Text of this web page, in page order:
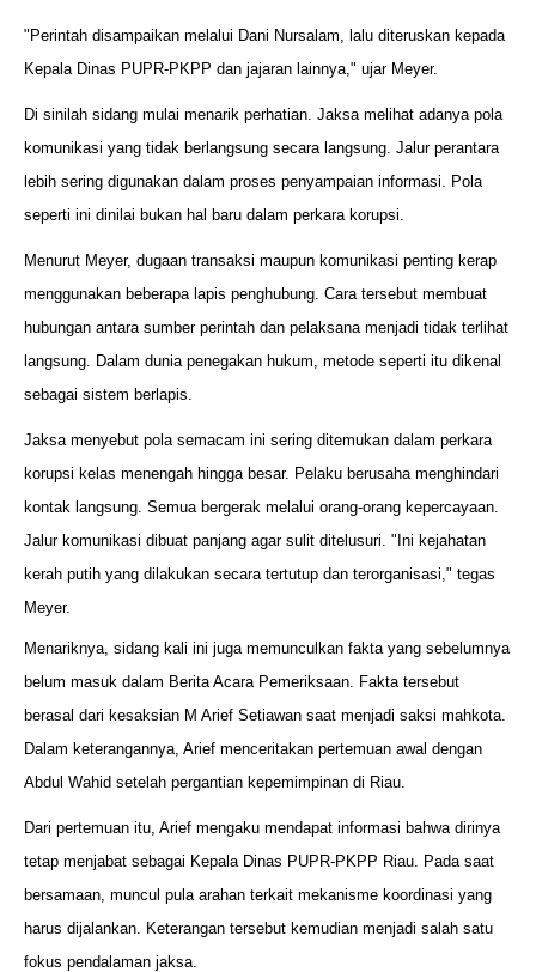
"Perintah disampaikan melalui Dani Nursalam, lalu diteruskan kepada
Kepala Dinas PUPR-PKPP dan jajaran lainnya," ujar Meyer.
Di sinilah sidang mulai menarik perhatian. Jaksa melihat adanya pola
komunikasi yang tidak berlangsung secara langsung. Jalur perantara
lebih sering digunakan dalam proses penyampaian informasi. Pola
seperti ini dinilai bukan hal baru dalam perkara korupsi.
Menurut Meyer, dugaan transaksi maupun komunikasi penting kerap
menggunakan beberapa lapis penghubung. Cara tersebut membuat
hubungan antara sumber perintah dan pelaksana menjadi tidak terlihat
langsung. Dalam dunia penegakan hukum, metode seperti itu dikenal
sebagai sistem berlapis.
Jaksa menyebut pola semacam ini sering ditemukan dalam perkara
korupsi kelas menengah hingga besar. Pelaku berusaha menghindari
kontak langsung. Semua bergerak melalui orang-orang kepercayaan.
Jalur komunikasi dibuat panjang agar sulit ditelusuri. "Ini kejahatan
kerah putih yang dilakukan secara tertutup dan terorganisasi," tegas
Meyer.
Menariknya, sidang kali ini juga memunculkan fakta yang sebelumnya
belum masuk dalam Berita Acara Pemeriksaan. Fakta tersebut
berasal dari kesaksian M Arief Setiawan saat menjadi saksi mahkota.
Dalam keterangannya, Arief menceritakan pertemuan awal dengan
Abdul Wahid setelah pergantian kepemimpinan di Riau.
Dari pertemuan itu, Arief mengaku mendapat informasi bahwa dirinya
tetap menjabat sebagai Kepala Dinas PUPR-PKPP Riau. Pada saat
bersamaan, muncul pula arahan terkait mekanisme koordinasi yang
harus dijalankan. Keterangan tersebut kemudian menjadi salah satu
fokus pendalaman jaksa.